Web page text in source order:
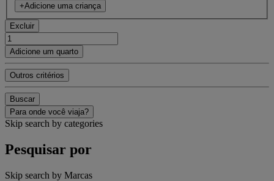
+Adicione uma criança
Excluir
Adicione um quarto
Outros critérios
Buscar
Para onde você viaja?
Skip search by categories
Pesquisar por
Skip search by Marcas